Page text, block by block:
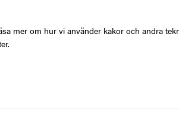
mer om hur vi använder kakor och andra